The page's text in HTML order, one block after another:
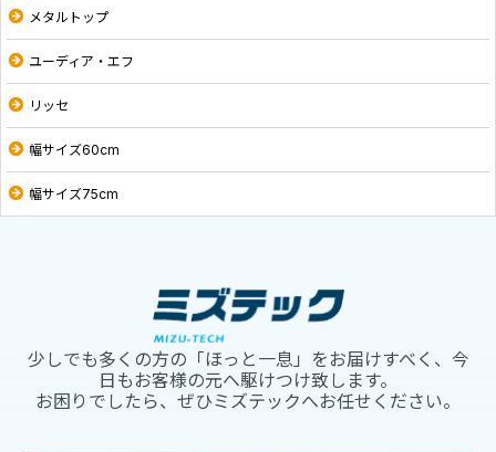
メタルトップ
ユーディア・エフ
リッセ
幅サイズ60cm
幅サイズ75cm
少しでも多くの方の「ほっと一息」をお届けすべく、今
日もお客様の元へ駆けつけ致します。
お困りでしたら、ぜひミズテックへお任せください。